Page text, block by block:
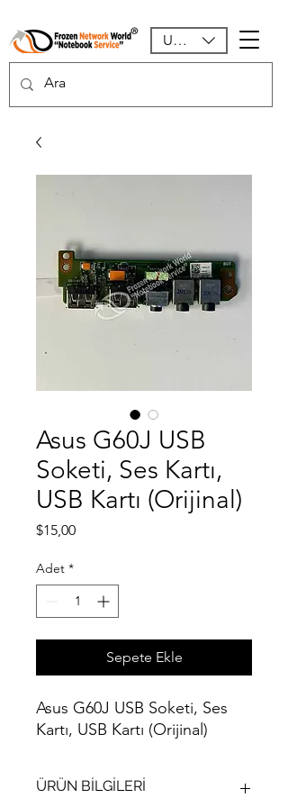
USD ($)
Asus G60J USB
Soketi, Ses Kartı,
USB Kartı (Orijinal)
$15,00Fiyat
Adet *
Sepete Ekle
Asus G60J USB Soketi, Ses
Kartı, USB Kartı (Orijinal)
ÜRÜN BİLGİLERİ